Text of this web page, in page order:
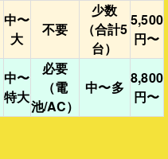
中〜
大
不要
少数
（合計5
台）
5,500
円〜
中〜
特大
必要
（電
池/AC）
中〜多
8,800
円〜